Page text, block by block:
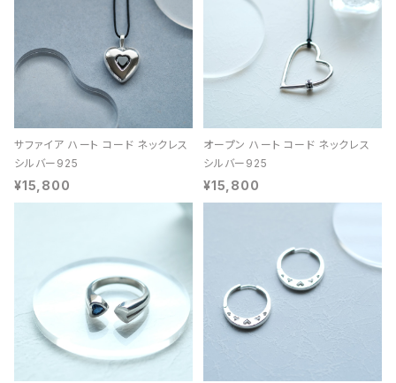
サファイア ハート コード ネックレス
シルバー925
¥15,800
オープン ハート コード ネックレス
シルバー925
¥15,800